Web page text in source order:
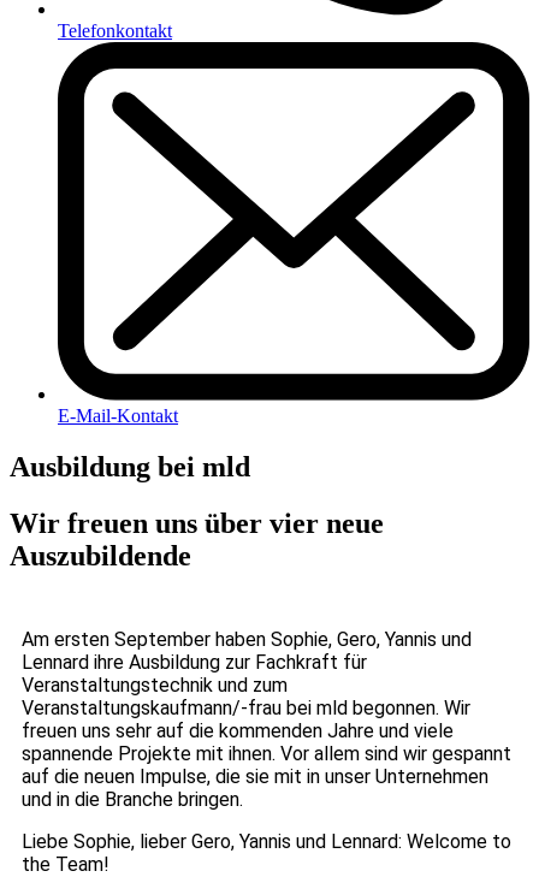
Telefonkontakt
E-Mail-Kontakt
Ausbildung bei mld
Wir freuen uns über vier neue
Auszubildende
Am ersten September haben Sophie, Gero, Yannis und
Lennard ihre Ausbildung zur Fachkraft für
Veranstaltungstechnik und zum
Veranstaltungskaufmann/-frau bei mld begonnen. Wir
freuen uns sehr auf die kommenden Jahre und viele
spannende Projekte mit ihnen. Vor allem sind wir gespannt
auf die neuen Impulse, die sie mit in unser Unternehmen
und in die Branche bringen.
Liebe Sophie, lieber Gero, Yannis und Lennard: Welcome to
the Team!